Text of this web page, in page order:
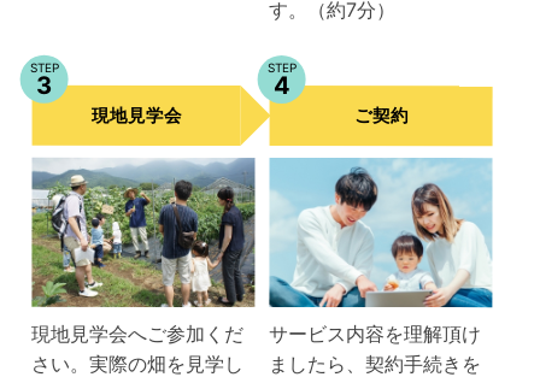
す。（約7分）
STEP
3
現地見学会
現地見学会へご参加くだ
さい。実際の畑を見学し
STEP
4
ご契約
サービス内容を理解頂け
ましたら、契約手続きを